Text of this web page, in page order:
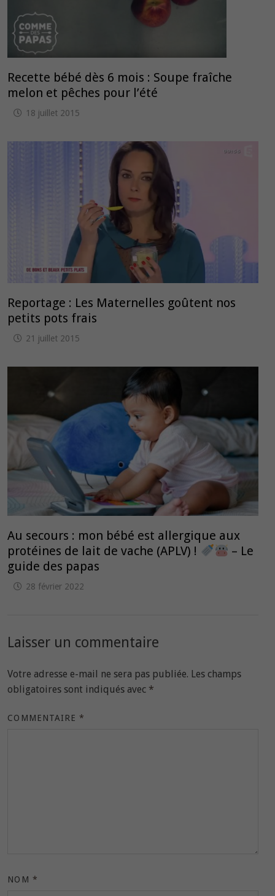
Recette bébé dès 6 mois : Soupe fraîche
melon et pêches pour l’été
18 juillet 2015
Reportage : Les Maternelles goûtent nos
petits pots frais
21 juillet 2015
Au secours : mon bébé est allergique aux
protéines de lait de vache (APLV) !
– Le
guide des papas
28 février 2022
Laisser un commentaire
Votre adresse e-mail ne sera pas publiée. Les champs
obligatoires sont indiqués avec *
COMMENTAIRE*
NOM *